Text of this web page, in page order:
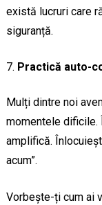
există lucruri care
siguranță.
Practică auto-
Mulți dintre noi
momentele dificile.
amplifică.
acum”.
Vorbește-ți cum ai